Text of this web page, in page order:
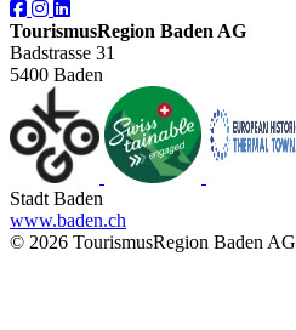
TourismusRegion Baden AG
Badstrasse 31
5400 Baden
Stadt Baden
www.baden.ch
© 2026 TourismusRegion Baden AG